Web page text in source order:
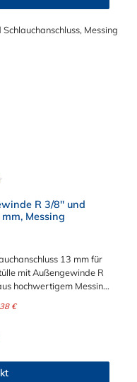
Sicherung der
R 3/8" und
Messing
13 mm für
mit Außengewinde R
hochwertigem Messing
Fertigung gewährleistet
in Wasser-, Luft-,
€
Preis: